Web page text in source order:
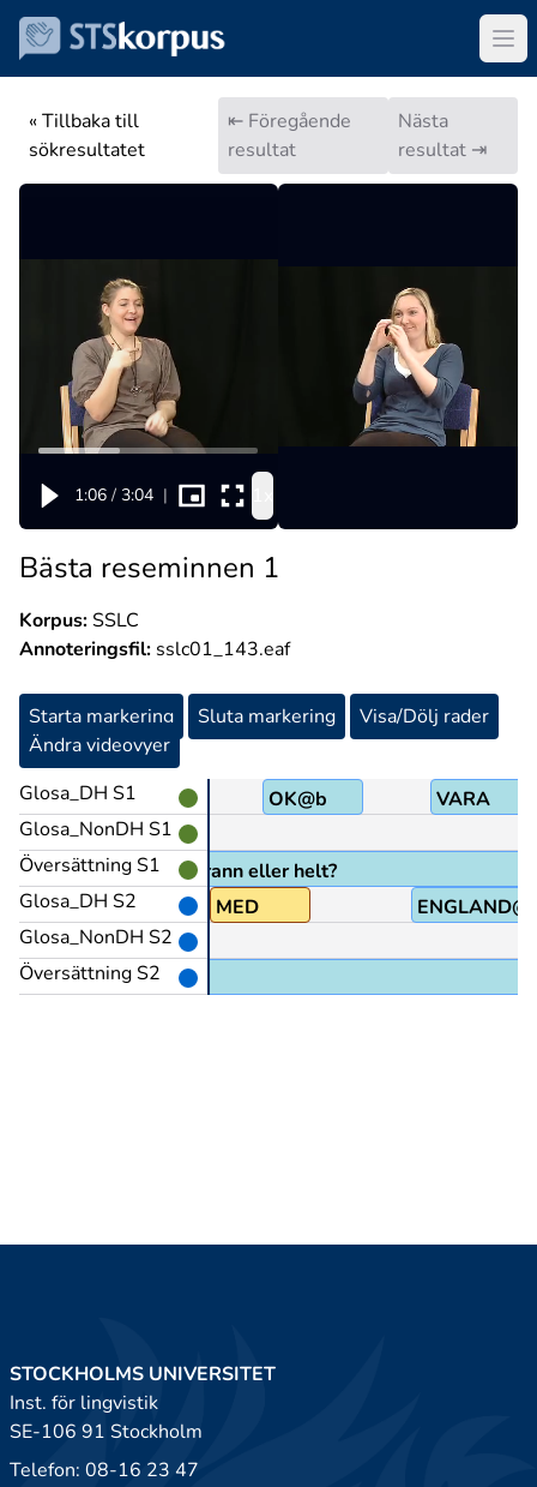
« Tillbaka till
sökresultatet
⇤ Föregående
resultat
Nästa
resultat ⇥
1:06 / 3:04 |
Bästa reseminnen 1
Korpus:SSLC
Annoteringsfil: sslc01_143.eaf
Starta markering Sluta markering
Visa/Dölj rader
Ändra videovyer
Glosa_DH S1
Glosa_NonDH S1
Översättning S1
Glosa_DH S2
Glosa_NonDH S2
Översättning S2
OK@b VARA
inte ihop alls, lite grann eller helt?
MED
STOCKHOLMS UNIVERSITET
Inst. för lingvistik
SE-106 91 Stockholm
Telefon: 08-16 23 47